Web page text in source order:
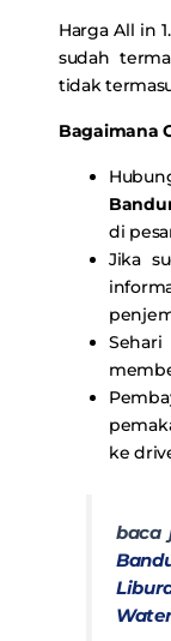
Harga All in
sudah
tidak
Bagaimana
di
Jika
ke